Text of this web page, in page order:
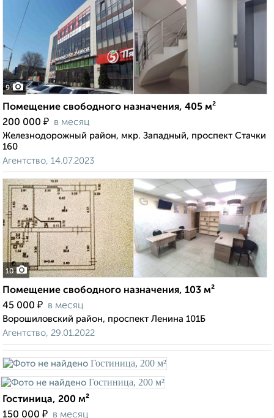
9
Помещение свободного назначения, 405 м²
200 000 ₽ в месяц
Железнодорожный район, мкр. Западный, проспект Стачки
160
Агентство, 14.07.2023
10
Помещение свободного назначения, 103 м²
45 000 ₽ в месяц
Ворошиловский район, проспект Ленина 101Б
Агентство, 29.01.2022
Гостиница, 200 м²
150 000 ₽ в месяц